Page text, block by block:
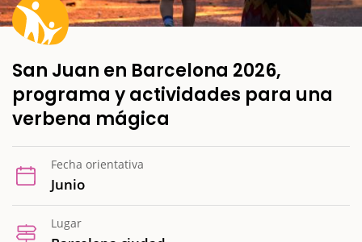
San Juan en Barcelona 2026,
programa y actividades para una
verbena mágica
Fecha orientativa
Junio
Lugar